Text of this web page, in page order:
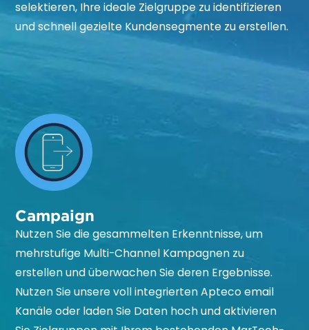
selektieren, Ihre ideale Zielgruppe zu identifizieren
und schnell gezielte Kundensegmente zu erstellen.
Campaign
Nutzen Sie die gesammelten Erkenntnisse, um
mehrstufige Multi-Channel Kampagnen zu
erstellen und überwachen Sie deren Ergebnisse.
Nutzen Sie unsere voll integrierten Apteco email
Kanäle oder laden Sie Daten hoch und aktivieren